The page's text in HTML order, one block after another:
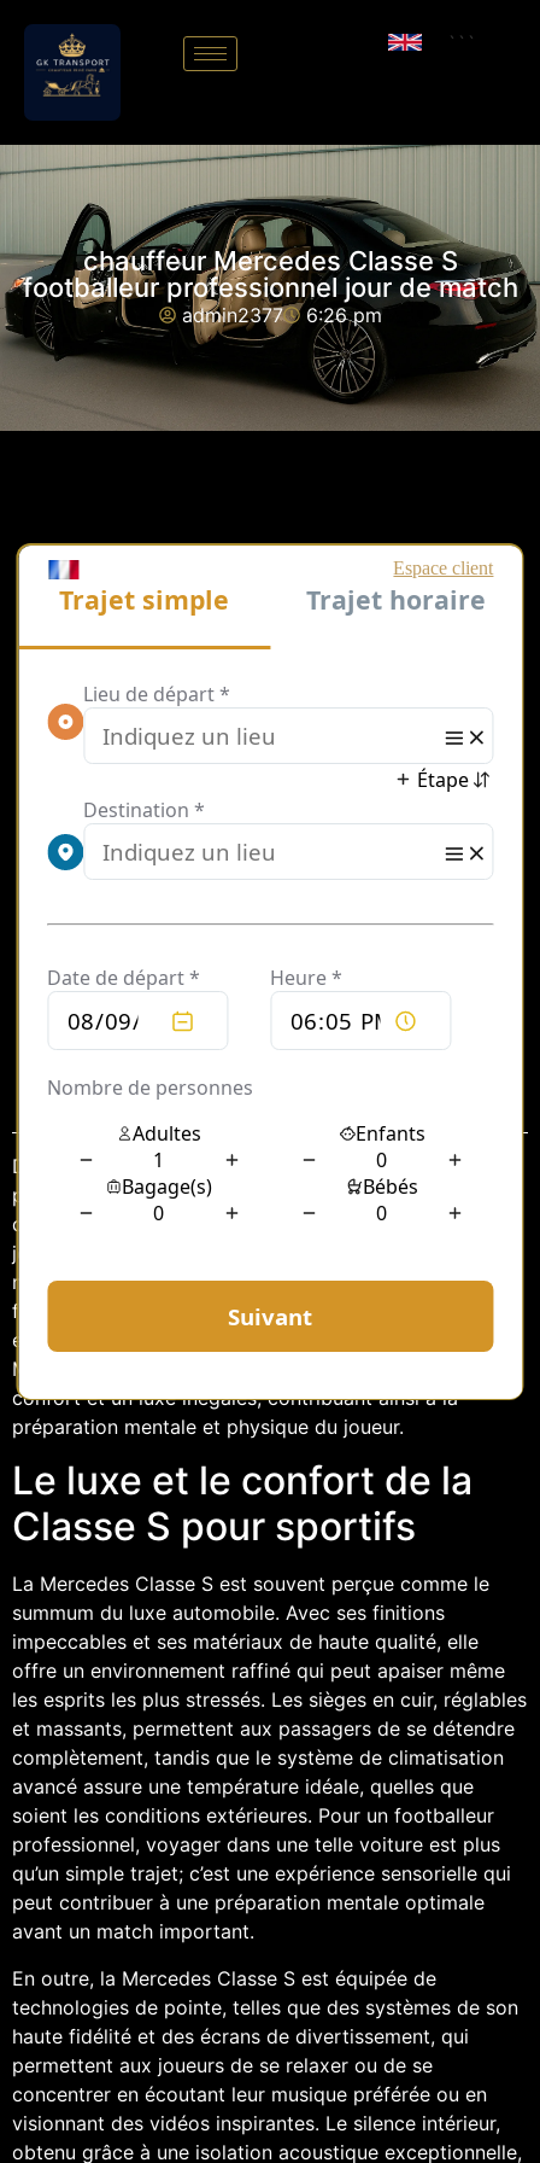
```
chauffeur Mercedes Classe S
footballeur professionnel jour de match
admin2377 6:26 pm
Sommaire
Dans le monde du football professionnel, où la
performance et le succès sont primordiaux, chaque
détail compte. Le jour du match est crucial pour un
joueur, et tout doit être optimisé pour garantir sa
meilleure performance. Parmi les éléments qui peuvent
faire la différence, le choix du transport jusqu’au stade
est souvent négligé. Pourtant, voyager dans une
Mercedes Classe S avec chauffeur peut offrir un
confort et un luxe inégalés, contribuant ainsi à la
préparation mentale et physique du joueur.
Le luxe et le confort de la
Classe S pour sportifs
La Mercedes Classe S est souvent perçue comme le
summum du luxe automobile. Avec ses finitions
impeccables et ses matériaux de haute qualité, elle
offre un environnement raffiné qui peut apaiser même
les esprits les plus stressés. Les sièges en cuir, réglables
et massants, permettent aux passagers de se détendre
complètement, tandis que le système de climatisation
avancé assure une température idéale, quelles que
soient les conditions extérieures. Pour un footballeur
professionnel, voyager dans une telle voiture est plus
qu’un simple trajet; c’est une expérience sensorielle qui
peut contribuer à une préparation mentale optimale
avant un match important.
En outre, la Mercedes Classe S est équipée de
technologies de pointe, telles que des systèmes de son
haute fidélité et des écrans de divertissement, qui
permettent aux joueurs de se relaxer ou de se
concentrer en écoutant leur musique préférée ou en
visionnant des vidéos inspirantes. Le silence intérieur,
obtenu grâce à une isolation acoustique exceptionnelle,